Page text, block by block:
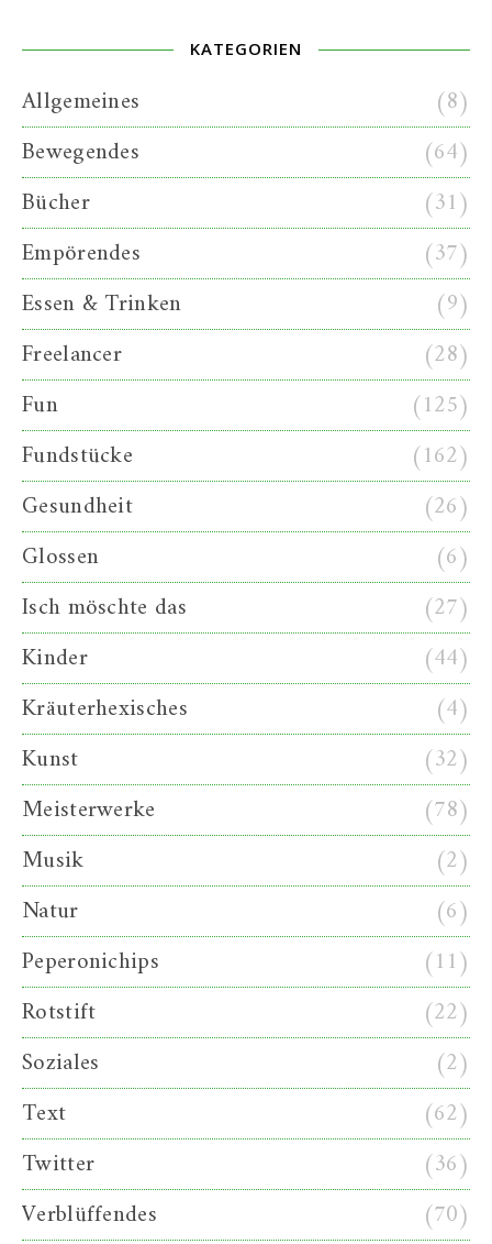
KATEGORIEN
Allgemeines
(8)
Bewegendes
(64)
Bücher
(31)
Empörendes
(37)
Essen & Trinken
(9)
Freelancer
(28)
Fun
(125)
Fundstücke
(162)
Gesundheit
(26)
Glossen
(6)
Isch möschte das
(27)
Kinder
(44)
Kräuterhexisches
(4)
Kunst
(32)
Meisterwerke
(78)
Musik
(2)
Natur
(6)
Peperonichips
(11)
Rotstift
(22)
Soziales
(2)
Text
(62)
Twitter
(36)
Verblüffendes
(70)